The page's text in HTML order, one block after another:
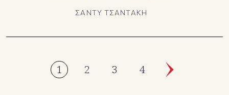
ΣΑΝΤΥ ΤΣΑΝΤΑΚΗ
1 2 3 4